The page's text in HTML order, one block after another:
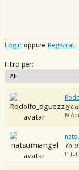
Login oppure Registrati
Filtro per:
19
Yo
11 Jul